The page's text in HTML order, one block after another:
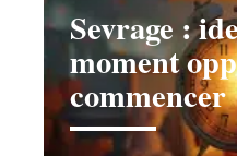
Sevrage :
moment
commencer